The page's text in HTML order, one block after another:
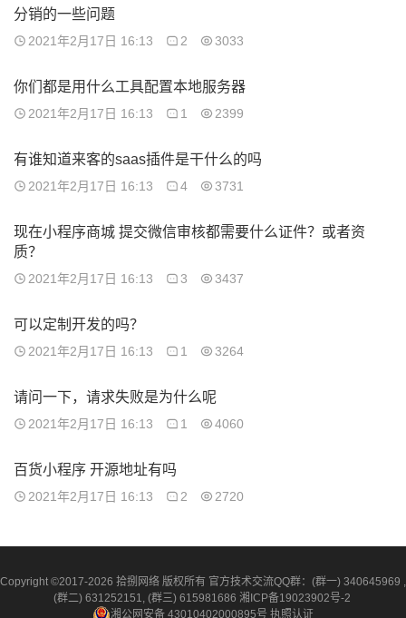
分销的一些问题
2021年2月17日 16:13 2 3033
你们都是用什么工具配置本地服务器
2021年2月17日 16:13 1 2399
有谁知道来客的saas插件是干什么的吗
2021年2月17日 16:13 4 3731
现在小程序商城 提交微信审核都需要什么证件？或者资
质？
2021年2月17日 16:13 3 3437
可以定制开发的吗？
2021年2月17日 16:13 1 3264
请问一下，请求失败是为什么呢
2021年2月17日 16:13 1 4060
百货小程序 开源地址有吗
2021年2月17日 16:13 2 2720
Copyright ©2017-2026 拾捌网络 版权所有 官方技术交流QQ群：(群一) 340645969 ,
(群二) 631252151, (群三) 615981686 湘ICP备19023902号-2
湘公网安备 43010402000895号 执照认证